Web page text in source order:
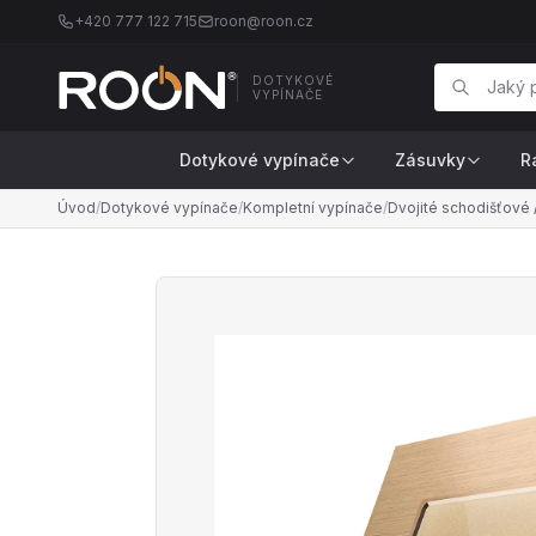
+420 777 122 715 roon@roon.cz
DOTYKOVÉ
VYPÍNAČE
Dotykové vypínače Zásuvky
Úvod/Dotykové vypínače/Kompletní vypínače/